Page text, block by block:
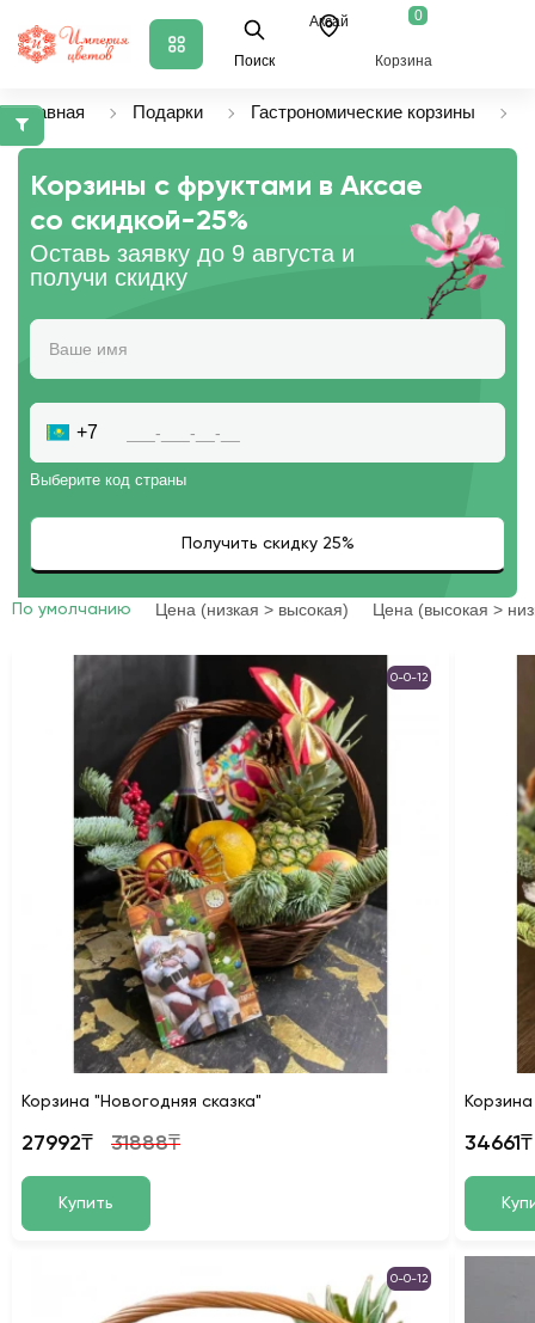
Поиск
Аксай 0
Корзина
Главная Подарки Гастрономические корзины
Корзины с фруктами в Аксае
со скидкой-25%
Оставь заявку до 9 августа и
получи скидку
+7
Выберите код страны
По умолчанию Цена (низкая > высокая) Цена (высокая >
0-0-12
Корзина "Новогодняя сказка"
27992₸ 31888₸
Купить
34661₸
0-0-12